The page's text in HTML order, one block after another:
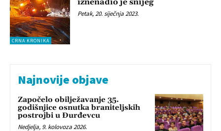
CRNA KRONIKA
Petak, 20. siječnja 2023.
Najnovije objave
Započelo obilježavanje 35.
godišnjice osnutka braniteljskih
postrojbi u Đurđevcu
Nedjelja, 9. kolovoza 2026.